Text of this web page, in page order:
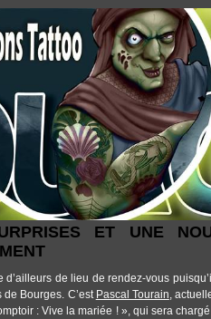
ET UNE
d’ailleurs de lieu de rendez-vous
Bourges. C’est Pascal Tourain,
: Vive la mariée ! », qui sera